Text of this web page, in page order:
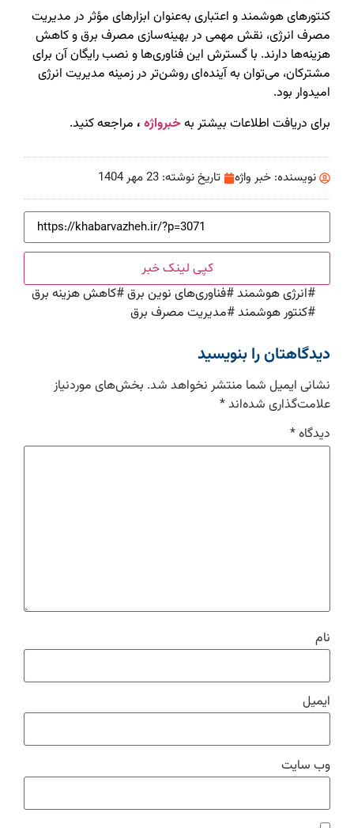
کنتورهای هوشمند و اعتباری به‌عنوان ابزارهای مؤثر در مدیریت
مصرف انرژی، نقش مهمی در بهینه‌سازی مصرف برق و کاهش
هزینه‌ها دارند. با گسترش این فناوری‌ها و نصب رایگان آن برای
مشترکان، می‌توان به آینده‌ای روشن‌تر در زمینه مدیریت انرژی
امیدوار بود.
برای دریافت اطلاعات بیشتر بهخبرواژه ، مراجعه کنید.
نویسنده: خبر واژه تاریخ نوشته: 23 مهر 1404
کپی لینک خبر
#انرژی هوشمند#فناوری‌های نوین برق#کاهش هزینه برق
#کنتور هوشمند#مدیریت مصرف برق
دیدگاهتان را بنویسید
نشانی ایمیل شما منتشر نخواهد شد. بخش‌های موردنیاز
علامت‌گذاری شده‌اند*
دیدگاه*
نام
ایمیل
وب‌ سایت